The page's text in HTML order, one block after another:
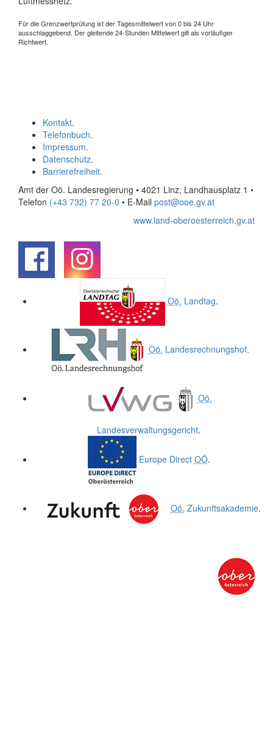
Für die Grenzwertprüfung ist der Tagesmittelwert von 0 bis 24 Uhr
ausschlaggebend. Der gleitende 24-Stunden Mittelwert gilt als vorläufiger
Richtwert.
Kontakt.
Telefonbuch.
Impressum.
Datenschutz.
Barrierefreiheit.
Amt der Oö. Landesregierung • 4021 Linz, Landhausplatz 1 •
Telefon (+43 732) 77 20-0 • E-Mail post@ooe.gv.at
www.land-oberoesterreich.gv.at
Oö. Landtag.
Oö. Landesrechnungshof.
Oö.
Landesverwaltungsgericht.
Europe Direct OÖ.
Oö. Zukunftsakademie.